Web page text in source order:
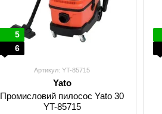
5
6
Артикул: YT-85715
Yato
Промисловий пилосос Yato 30
YT-85715